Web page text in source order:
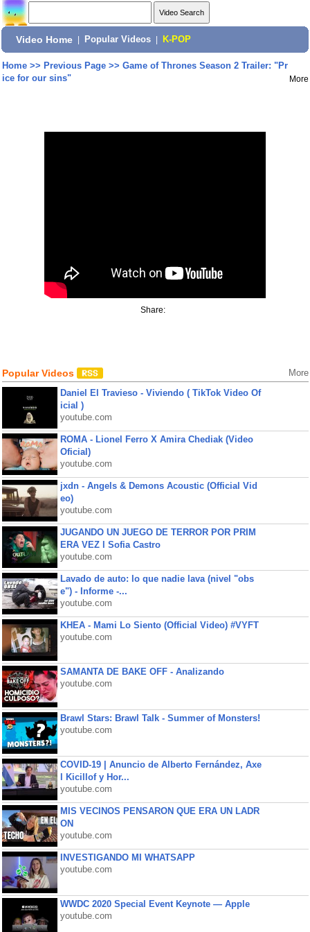
Video Home Popular Videos K-POP
Home>> Previous Page>> Game of Thrones Season 2 Trailer: "Pr
ice for our sins"
More
Share:
Popular Videos More
Daniel El Travieso - Viviendo ( TikTok Video Of
icial )
youtube.com
ROMA - Lionel Ferro X Amira Chediak (Video
Oficial)
youtube.com
jxdn - Angels & Demons Acoustic (Official Vid
eo)
youtube.com
JUGANDO UN JUEGO DE TERROR POR PRIM
ERA VEZ l Sofia Castro
youtube.com
Lavado de auto: lo que nadie lava (nivel "obs
e") - Informe -...
youtube.com
KHEA - Mami Lo Siento (Official Video) #VYFT
youtube.com
SAMANTA DE BAKE OFF - Analizando
youtube.com
Brawl Stars: Brawl Talk - Summer of Monsters!
youtube.com
COVID-19 | Anuncio de Alberto Fernández, Axe
l Kicillof y Hor...
youtube.com
MIS VECINOS PENSARON QUE ERA UN LADR
ON
youtube.com
INVESTIGANDO MI WHATSAPP
youtube.com
WWDC 2020 Special Event Keynote — Apple
youtube.com